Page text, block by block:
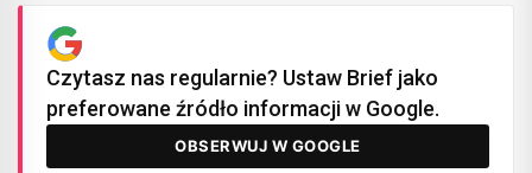
Czytasz nas regularnie? Ustaw Brief jako
preferowane źródło informacji w Google.
OBSERWUJ W GOOGLE